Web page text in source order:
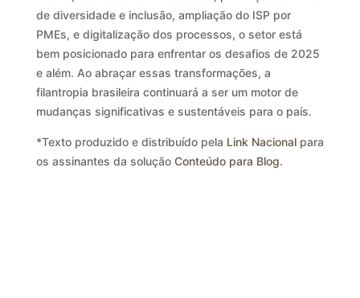
de diversidade e inclusão, ampliação do ISP por
PMEs, e digitalização dos processos, o setor está
bem posicionado para enfrentar os desafios de 2025
e além. Ao abraçar essas transformações, a
filantropia brasileira continuará a ser um motor de
mudanças significativas e sustentáveis para o país.
*Texto produzido e distribuído pela Link Nacionalpara
os assinantes da solução Conteúdo para Blog.